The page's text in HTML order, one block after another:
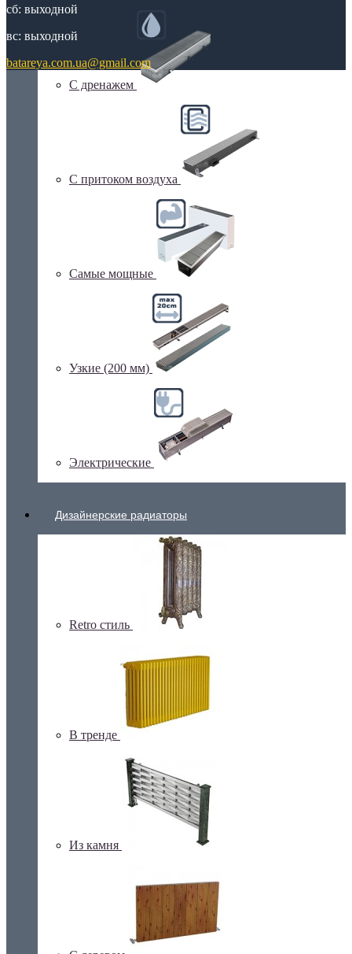
С дренажем
С притоком воздуха
Самые мощные
Узкие (200 мм)
Электрические
Дизайнерские радиаторы
Retro стиль
В тренде
Из камня
сб: выходной
вс: выходной
batareya.com.ua@gmail.com